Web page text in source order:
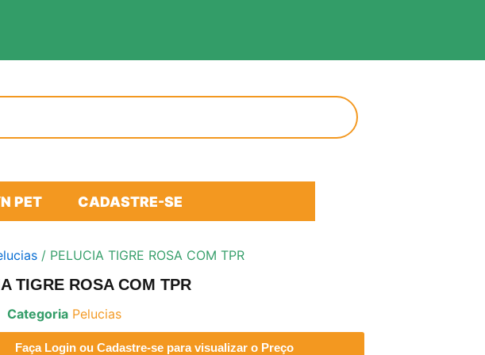
PET CADASTRE-SE
/ PELUCIA TIGRE ROSA COM TPR
TIGRE ROSA COM TPR
Categoria Pelucias
Faça Login ou Cadastre-se para visualizar o Preço